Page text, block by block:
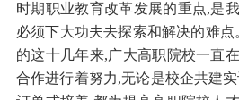
时期职业教育改革发展的重点,是
必须下大功夫去探索和解决的难
的这十几年来,广大高职院校一直
合作进行着努力,无论是校企共建